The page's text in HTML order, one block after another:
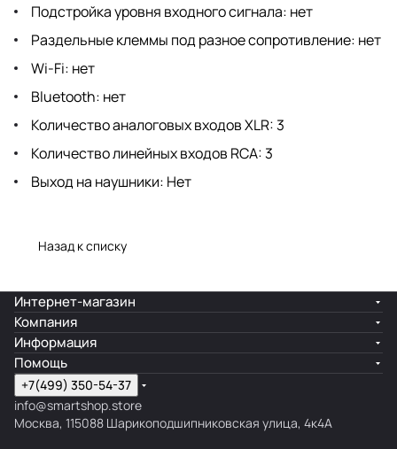
Подстройка уровня входного сигнала: нет
Раздельные клеммы под разное сопротивление: нет
Wi-Fi: нет
Bluetooth: нет
Количество аналоговых входов XLR: 3
Количество линейных входов RCA: 3
Выход на наушники: Нет
Назад к списку
Интернет-магазин
Компания
Информация
Помощь
+7(499) 350-54-37
info@smartshop.store
Москва, 115088 Шарикоподшипниковская улица, 4к4А